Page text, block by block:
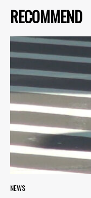
RECOMMEND
NEWS